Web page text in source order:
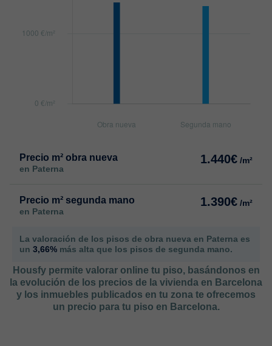
Precio m² obra nueva
en Paterna
1.440€ /m²
Precio m² segunda mano
en Paterna
1.390€ /m²
La valoración de los pisos de obra nueva en Paterna es
un 3,66% más alta que los pisos de segunda mano.
Housfy permite valorar online tu piso, basándonos en
la evolución de los precios de la vivienda en Barcelona
y los inmuebles publicados en tu zona te ofrecemos
un precio para tu piso en Barcelona.